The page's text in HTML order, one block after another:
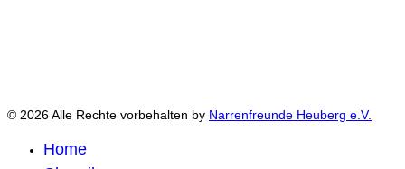
© 2026 Alle Rechte vorbehalten by Narrenfreunde Heuberg e.V.
Home